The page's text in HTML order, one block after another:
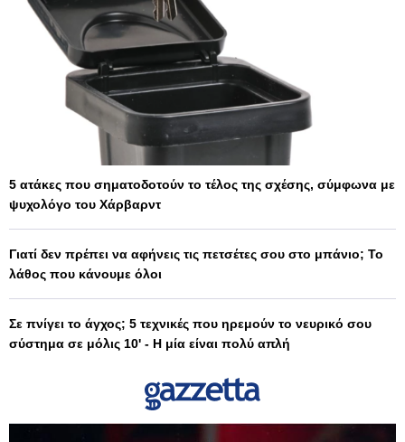
5 ατάκες που σηματοδοτούν το τέλος της σχέσης, σύμφωνα με
ψυχολόγο του Χάρβαρντ
Γιατί δεν πρέπει να αφήνεις τις πετσέτες σου στο μπάνιο; Το
λάθος που κάνουμε όλοι
Σε πνίγει το άγχος; 5 τεχνικές που ηρεμούν το νευρικό σου
σύστημα σε μόλις 10' - Η μία είναι πολύ απλή